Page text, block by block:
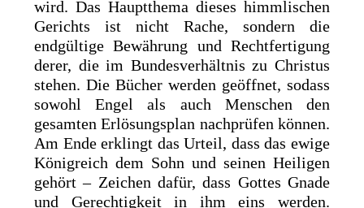
wird. Das Hauptthema dieses himmlischen
Gerichts ist nicht Rache, sondern die
endgültige Bewährung und Rechtfertigung
derer, die im Bundesverhältnis zu Christus
stehen. Die Bücher werden geöffnet, sodass
sowohl Engel als auch Menschen den
gesamten Erlösungsplan nachprüfen können.
Am Ende erklingt das Urteil, dass das ewige
Königreich dem Sohn und seinen Heiligen
gehört – Zeichen dafür, dass Gottes Gnade
und Gerechtigkeit in ihm eins werden.